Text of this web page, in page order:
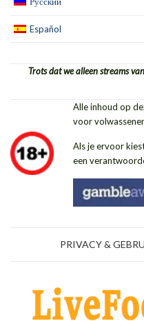
Español
Trots dat we alleen streams
Alle inhoud op
voor
Als je ervoor
een
PRIVACY &